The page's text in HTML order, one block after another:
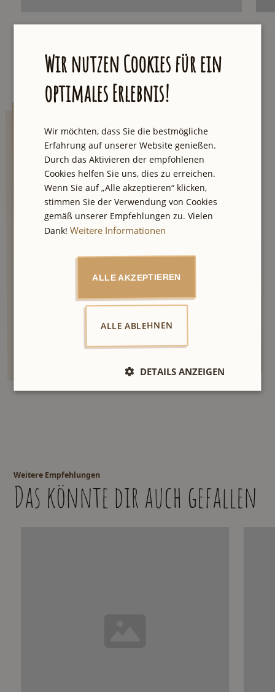
AUXpost
Lass dich von einzigartigen Touren und
Geheimtipps inspirieren. Wir senden dir
jeden Samstag eine E-Mail mit der neuesten
Empfehlung aus unserer Stadt und einmal
im Quartal der große Newsletter mit besten
City Tipps und Verlosungen.
Datenschutzbestimmungenzu.
Weitere Empfehlungen
Das könnte dir auch gefallen
Wir nutzen Cookies für ein
optimales Erlebnis!
Wir möchten, dass Sie die bestmögliche
Erfahrung auf unserer Website genießen.
Durch das Aktivieren der empfohlenen
Cookies helfen Sie uns, dies zu erreichen.
Wenn Sie auf „Alle akzeptieren“ klicken,
stimmen Sie der Verwendung von Cookies
gemäß unserer Empfehlungen zu. Vielen
Dank!Weitere Informationen
ALLE AKZEPTIEREN
ALLE ABLEHNEN
DETAILS ANZEIGEN